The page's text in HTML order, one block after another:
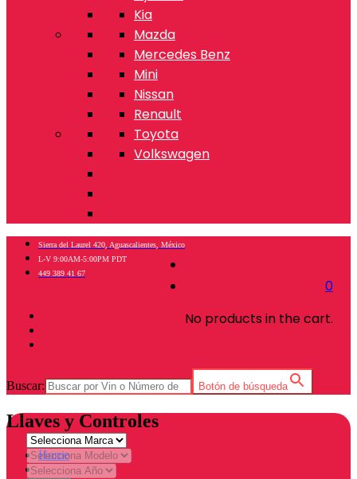
Kia
Mazda
Mercedes Benz
Mini
Nissan
Renault
Toyota
Volkswagen
0
No products in the cart.
Sierra del Laurel 420, Aguascalientes, México
L-V 9:00AM-5:00PM PDT
449 389 41 67
Buscar: Botón de búsqueda
Llaves y Controles
Home
Tienda